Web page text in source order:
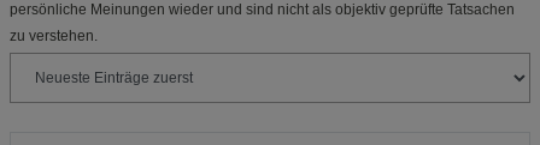
persönliche Meinungen wieder und sind nicht als objektiv geprüfte Tatsachen
zu verstehen.